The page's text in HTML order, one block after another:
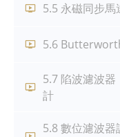
5.5 永磁同步
5.6
5.7 陷波濾波
計
5.8 數位濾波